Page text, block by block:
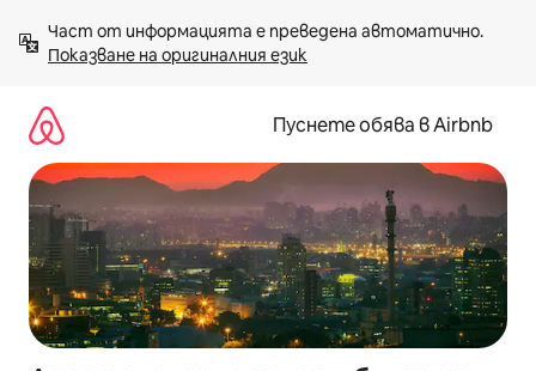
към
съдържанието
Показване на оригиналния език
Пуснете обява в Airbnb